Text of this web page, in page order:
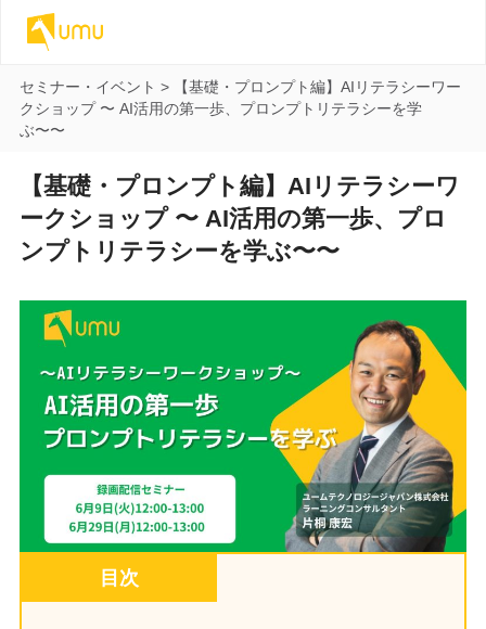
セミナー・イベント >
【基礎・プロンプト編】AIリテラシーワー
クショップ 〜 AI活用の第一歩、プロンプトリテラシーを学
ぶ〜〜
【基礎・プロンプト編】AIリテラシーワ
ークショップ 〜 AI活用の第一歩、プロ
ンプトリテラシーを学ぶ〜〜
目次